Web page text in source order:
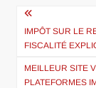
Navigation
de
l’article
IMPÔT SUR LE
FISCALITÉ
MEILLEUR SITE
PLATEFORMES